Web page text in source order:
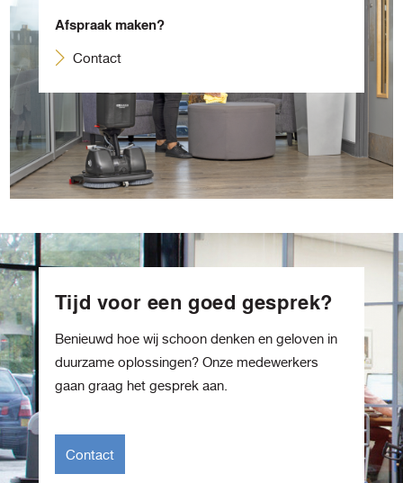
Afspraak maken?
Contact
Tijd voor een goed gesprek?
Benieuwd hoe wij schoon denken en geloven in
duurzame oplossingen? Onze medewerkers
gaan graag het gesprek aan.
Contact